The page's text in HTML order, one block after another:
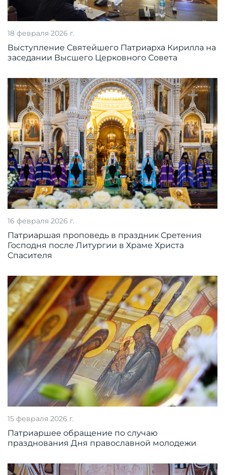
18 февраля 2026 г.
Выступление Святейшего Патриарха Кирилла на
заседании Высшего Церковного Совета
16 февраля 2026 г.
Патриаршая проповедь в праздник Сретения
Господня после Литургии в Храме Христа
Спасителя
15 февраля 2026 г.
Патриаршее обращение по случаю
празднования Дня православной молодежи